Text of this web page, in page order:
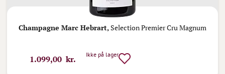
Champagne Marc Hebrart,Selection Premier Cru Magnum
1.099,00 kr. Ikke på lager